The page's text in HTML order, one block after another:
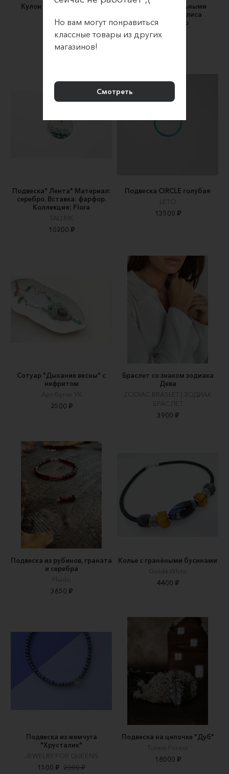
Кулон ТРИО на цепочке
Кулон с натуральными
цветами анафалиса
жемчужного
Marilu
Подвеска" Лента" Материал:
серебро. Вставка: фарфор.
Коллекция: Flora
TALLRIK
10200 ₽
Подвеска CIRCLE голубая
LETO
13500 ₽
Сотуар "Дыхание весны" с
нефритом
Арт-бутик YK
2500 ₽
Браслет со знаком зодиака
Дева
ZODIAC BRASLET | ЗОДИАК
БРАСЛЕТ
3900 ₽
Подвеска из рубинов, граната
и серебра
Fluido
3650 ₽
Колье с гранёными бусинами
GoldikWhite
4400 ₽
Подвеска из жемчуга
"Хрусталик"
JEWELRY FOR QUEENS
1500 ₽ 2000 ₽
Подвеска на цепочке "Дуб"
Totem Forest
18000 ₽
Но вам могут понравиться
классные товары из других
магазинов!
Смотреть